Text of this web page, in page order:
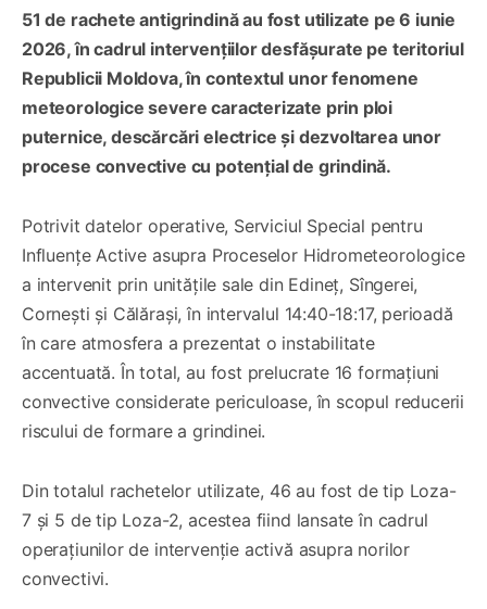
51 de rachete antigrindină au fost utilizate pe 6 iunie
2026, în cadrul intervențiilor desfășurate pe teritoriul
Republicii Moldova, în contextul unor fenomene
meteorologice severe caracterizate prin ploi
puternice, descărcări electrice și dezvoltarea unor
procese convective cu potențial de grindină.
Potrivit datelor operative, Serviciul Special pentru
Influențe Active asupra Proceselor Hidrometeorologice
a intervenit prin unitățile sale din Edineț, Sîngerei,
Cornești și Călărași, în intervalul 14:40-18:17, perioadă
în care atmosfera a prezentat o instabilitate
accentuată. În total, au fost prelucrate 16 formațiuni
convective considerate periculoase, în scopul reducerii
riscului de formare a grindinei.
Din totalul rachetelor utilizate, 46 au fost de tip Loza-
7 și 5 de tip Loza-2, acestea fiind lansate în cadrul
operațiunilor de intervenție activă asupra norilor
convectivi.